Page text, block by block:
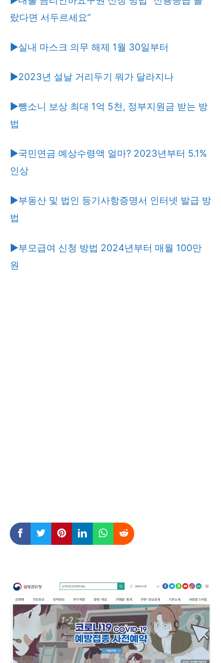
랐다면 서두르세요”
▶실내 마스크 의무 해제 1월 30일부터
▶2023년 설날 거리두기 뭐가 달라지나
▶뺑소니 보상 최대 1억 5천, 정부지원금 받는 방
법
▶국민연금 예상수령액 얼마? 2023년부터 5.1%
인상
▶부동산 및 법인 등기사항증명서 인터넷 발급 방
법
▶부모급여 신청 방법 2024년부터 매월 100만
원